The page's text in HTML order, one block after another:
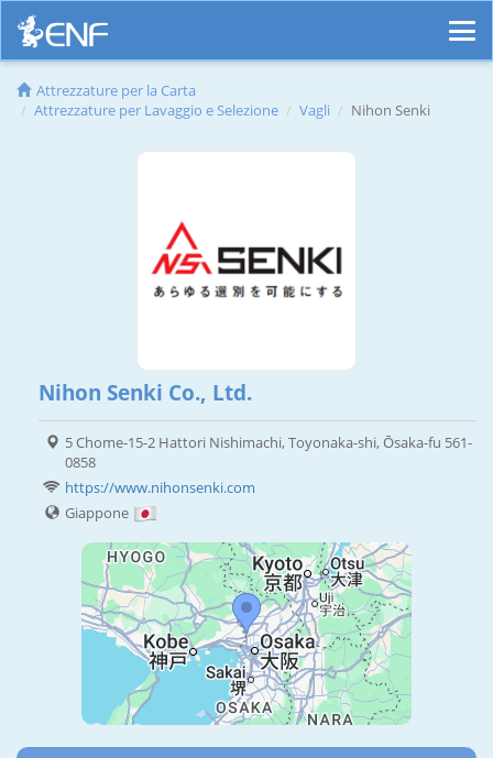
Attrezzature per la Carta
Attrezzature per Lavaggio e Selezione
Vagli Nihon Senki
Nihon Senki Co., Ltd.
5 Chome-15-2 Hattori Nishimachi, Toyonaka-shi, Ōsaka-fu 561-
0858
https://www.nihonsenki.com
Giappone